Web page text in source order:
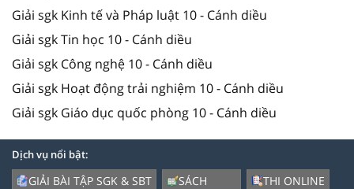
Giải sgk Kinh tế và Pháp luật 10 - Cánh diều
Giải sgk Tin học 10 - Cánh diều
Giải sgk Công nghệ 10 - Cánh diều
Giải sgk Hoạt động trải nghiệm 10 - Cánh diều
Giải sgk Giáo dục quốc phòng 10 - Cánh diều
Dịch vụ nổi bật:
GIẢI BÀI TẬP SGK & SBT
SÁCH
THI ONLINE